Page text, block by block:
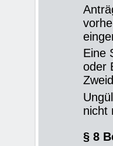
Eine
oder
nicht
§ 8